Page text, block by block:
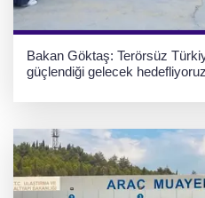
Bakan Göktaş: Terörsüz
güçlendiği gelecek hedefliyoruz